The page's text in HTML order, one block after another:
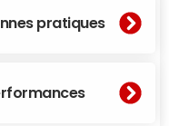
pratiques